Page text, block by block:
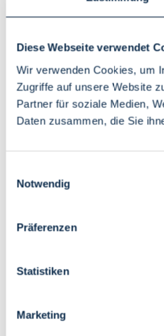
Diese Webseite verwendet
Wir verwenden Cookies, um
Zugriffe auf unsere Website
Partner für soziale Medien,
Daten zusammen, die Sie
Notwendig
Präferenzen
Statistiken
Marketing